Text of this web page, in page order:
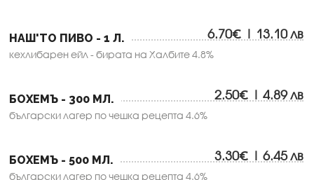
НАШ'ТО ПИВО - 1 Л. 6.70€ | 13.10 лв
кехлибарен ейл - бирата на Халбите 4.8%
БОХЕМЪ - 300 МЛ. 2.50€ | 4.89 лв
български лагер по чешка рецепта 4.6%
БОХЕМЪ - 500 МЛ. 3.30€ | 6.45 лв
български лагер по чешка рецепта 4.6%